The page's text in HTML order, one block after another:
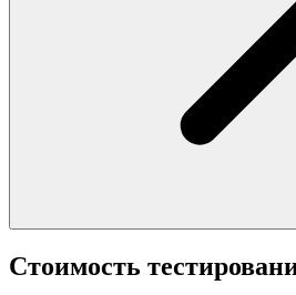
Стоимость